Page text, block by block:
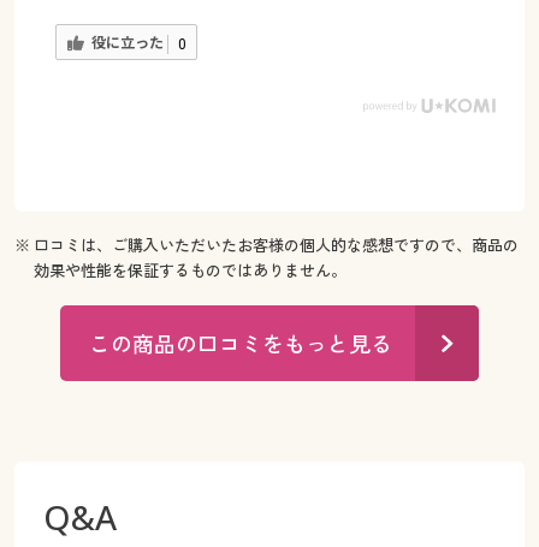
役に立った 0
※ 口コミは、ご購入いただいたお客様の個人的な感想ですので、商品の
効果や性能を保証するものではありません。
この商品の口コミをもっと見る
Q&A